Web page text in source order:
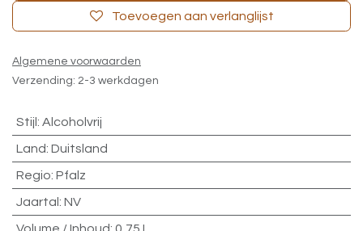
Toevoegen aan verlanglijst
Algemene voorwaarden
Verzending: 2-3 werkdagen
Stijl : Alcoholvrij
Land: Duitsland
Regio: Pfalz
Jaartal : NV